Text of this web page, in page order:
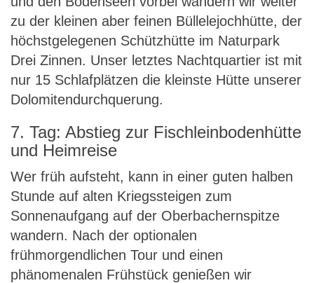
zu der kleinen aber feinen Büllelejochhütte, der
höchstgelegenen Schützhütte im Naturpark
Drei Zinnen. Unser letztes Nachtquartier ist mit
nur 15 Schlafplätzen die kleinste Hütte unserer
Dolomitendurchquerung.
7. Tag: Abstieg zur Fischleinbodenhütte
und Heimreise
Wer früh aufsteht, kann in einer guten halben
Stunde auf alten Kriegssteigen zum
Sonnenaufgang auf der Oberbachernspitze
wandern. Nach der optionalen
frühmorgendlichen Tour und einen
phänomenalen Frühstück genießen wir